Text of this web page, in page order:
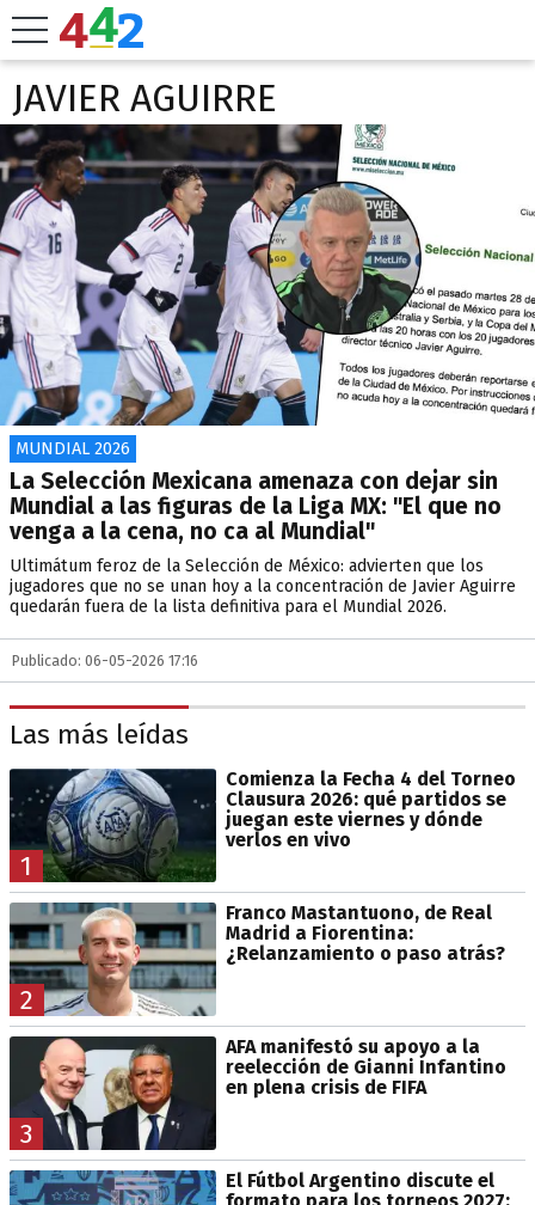
JAVIER AGUIRRE
MUNDIAL 2026
La Selección Mexicana amenaza con dejar sin
Mundial a las figuras de la Liga MX: "El que no
venga a la cena, no ca al Mundial"
Ultimátum feroz de la Selección de México: advierten que los
jugadores que no se unan hoy a la concentración de Javier Aguirre
quedarán fuera de la lista definitiva para el Mundial 2026.
Publicado: 06-05-2026 17:16
Las más leídas
1
Comienza la Fecha 4 del Torneo
Clausura 2026: qué partidos se
juegan este viernes y dónde
verlos en vivo
2
Franco Mastantuono, de Real
Madrid a Fiorentina:
¿Relanzamiento o paso atrás?
3
AFA manifestó su apoyo a la
reelección de Gianni Infantino
en plena crisis de FIFA
El Fútbol Argentino discute el
formato para los torneos 2027: